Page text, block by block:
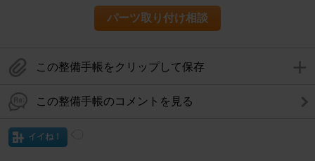
パーツ取り付け相談
この整備手帳をクリップして保存
この整備手帳のコメントを見る
イイね！